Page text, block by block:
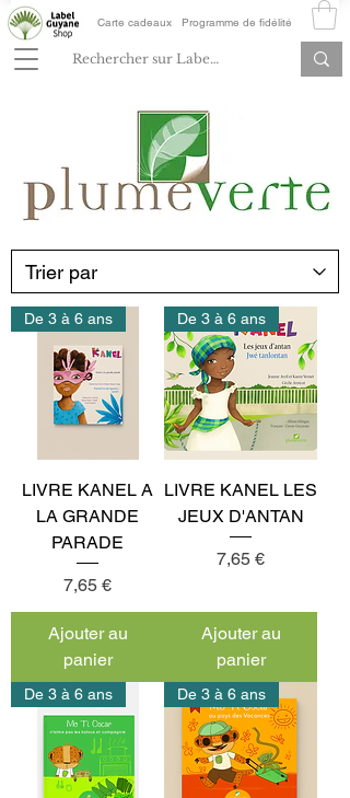
Carte cadeaux Programme de fidélité
De 3 à 6 ans
LIVRE KANEL A
LA GRANDE
PARADE
Prix
7,65 €
Ajouter au
panier
De 3 à 6 ans
LIVRE KANEL LES
JEUX D'ANTAN
Prix
7,65 €
Ajouter au
panier
De 3 à 6 ans De 3 à 6 ans